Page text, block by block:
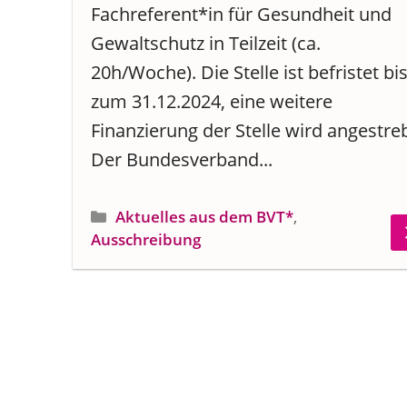
Fachreferent*in für Gesundheit und
Gewaltschutz in Teilzeit (ca.
20h/Woche). Die Stelle ist befristet bis
zum 31.12.2024, eine weitere
Finanzierung der Stelle wird
Der Bundesverband...
Kategorien
Aktuelles aus dem BVT*,
Ausschreibung